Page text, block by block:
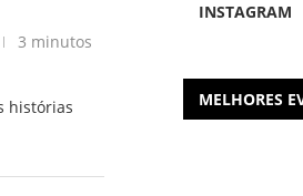
3 minutos
histórias
INSTAGRAM
MELHORES